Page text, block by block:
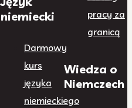
niemiecki
Darmowy
kurs
języka
niemieckiego
pracy za
granicą
Wiedza o
Niemczech